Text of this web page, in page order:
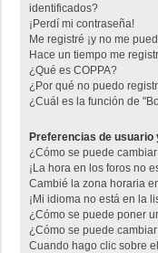
identificados?
¡Perdí mi contraseña!
Me registré ¡y no me
Hace un tiempo me
¿Qué es COPPA?
¿Por qué no puedo
¿Cuál es la función de
Preferencias de usuario
¿Cómo se puede
¡La hora en los foros no
Cambié la zona horaria
¡Mi idioma no está en la
¿Cómo se puede poner
¿Cómo se puede
Cuando hago clic sobre